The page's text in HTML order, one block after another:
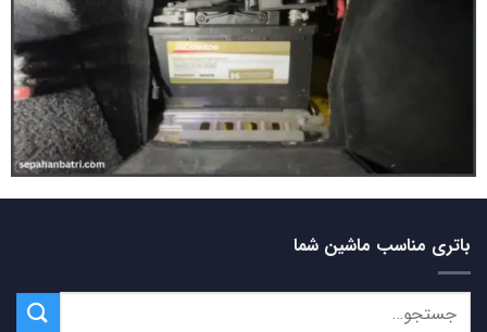
باتری مناسب ماشین شما